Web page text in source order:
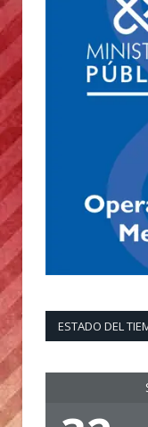
ESTADO DEL